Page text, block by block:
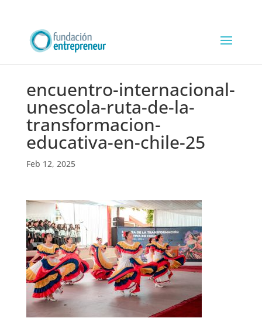
encuentro-internacional-
unescola-ruta-de-la-
transformacion-
educativa-en-chile-25
Feb 12, 2025